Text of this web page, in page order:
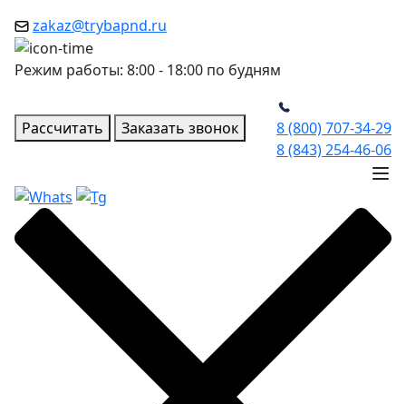
zakaz@trybapnd.ru
Режим работы: 8:00 - 18:00 по будням
Рассчитать Заказать звонок
8 (800) 707-34-29
8 (843) 254-46-06